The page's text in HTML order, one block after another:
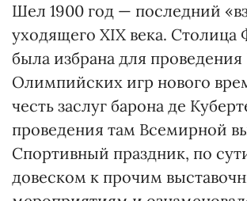
Шел 1900 год — последний
уходящего XIX века. Столица
была избрана для проведения
Олимпийских игр нового
честь заслуг барона де
проведения там Всемирной
Спортивный праздник, по
довеском к прочим